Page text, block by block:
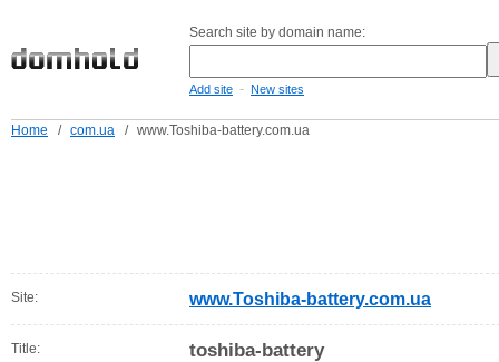
Search site by domain name:
Add site - New sites
Home / com.ua / www.Toshiba-battery.com.ua
Site: www.Toshiba-battery.com.ua
Title: toshiba-battery